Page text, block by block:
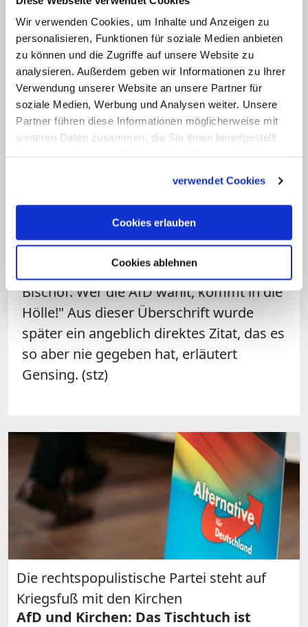
Wir verwenden Cookies, um Inhalte und Anzeigen zu
personalisieren, Funktionen für soziale Medien anbieten
zu können und die Zugriffe auf unsere Website zu
analysieren. Außerdem geben wir Informationen zu Ihrer
Verwendung unserer Website an unsere Partner für
soziale Medien, Werbung und Analysen weiter. Unsere
Partner führen diese Informationen möglicherweise mit
weiteren Daten zusammen, die Sie ihnen bereitgestellt
verwendet Cookies
Cookies erlauben
Cookies ablehnen
Christ darf seine Stimme niemandem
geben, der Hass verbreitet oder
Rassismus predigt, der ausgrenzt und ein
Freund-Feind-Schema propagiert." Von
der AfD und der Hölle hatte Marx in dem
Gespräch also gar nicht geredet.
Auch unzensuriert.at hatte in seiner
geschrieben, dass Marx die AfD "indirekt
mit Hass und Rassismus in Verbindung"
gebracht habe. In der Überschrift
behauptete das Portal dann aber in
zuspitzender Weise: "Deutscher Ober-
Bischof: Wer die AfD wählt, kommt in die
Hölle!" Aus dieser Überschrift wurde
später ein angeblich direktes Zitat, das es
so aber nie gegeben hat, erläutert
Gensing. (stz)
Die rechtspopulistische Partei steht auf
Kriegsfuß mit den Kirchen
AfD und Kirchen: Das Tischtuch ist